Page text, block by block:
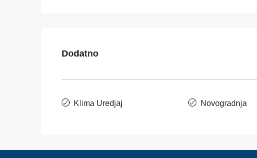
Dodatno
Klima Uredjaj Novogradnja